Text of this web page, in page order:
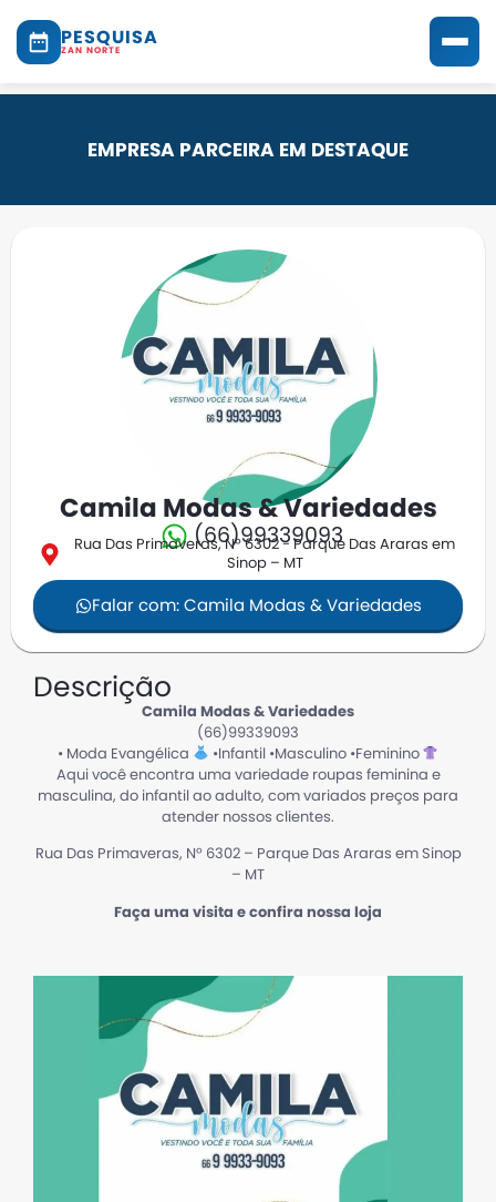
PESQUISA
ZAN NORTE
EMPRESA PARCEIRA EM DESTAQUE
Camila Modas & Variedades
(66)99339093
Rua Das Primaveras, Nº 6302 - Parque Das Araras em
Sinop – MT
Falar com: Camila Modas & Variedades
Descrição
Camila Modas & Variedades
(66)99339093
• Moda Evangélica
•Infantil •Masculino •Feminino
Aqui você encontra uma variedade roupas feminina e
masculina, do infantil ao adulto, com variados preços para
atender nossos clientes.
Rua Das Primaveras, Nº 6302 – Parque Das Araras em Sinop
– MT
Faça uma visita e confira nossa loja